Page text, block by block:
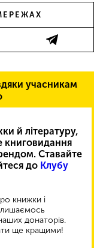
учасникам
й літературу,
книговидання
Ставайте
до Клубу
книжки і
донаторів.
ще кращими!